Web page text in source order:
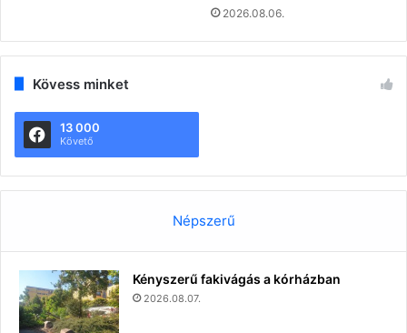
2026.08.06.
Kövess minket
13 000
Követő
Népszerű
Kényszerű fakivágás a kórházban
2026.08.07.